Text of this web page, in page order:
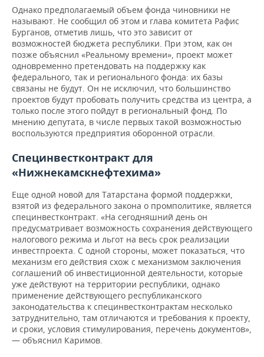
Однако предполагаемый объем фонда чиновники не
называют. Не сообщил об этом и глава комитета Рафис
Бурганов, отметив лишь, что это зависит от
возможностей бюджета республики. При этом, как он
позже объяснил «Реальному времени», проект может
одновременно претендовать на поддержку как
федерального, так и регионального фонда: их базы
связаны не будут. Он не исключил, что большинство
проектов будут пробовать получить средства из центра, а
только после этого пойдут в региональный фонд. По
мнению депутата, в числе первых такой возможностью
воспользуются предприятия оборонной отрасли.
Специнвестконтракт для
«Нижнекамскнефтехима»
Еще одной новой для Татарстана формой поддержки,
взятой из федерального закона о промполитике, является
специнвестконтракт. «На сегодняшний день он
предусматривает возможность сохранения действующего
налогового режима и льгот на весь срок реализации
инвестпроекта. С одной стороны, может показаться, что
механизм его действия схож с механизмом заключения
соглашений об инвестиционной деятельности, которые
уже действуют на территории республики, однако
применение действующего республиканского
законодательства к специнвестконтрактам несколько
затруднительно, там отличаются и требования к проекту,
и сроки, условия стимулирования, перечень документов»,
— объяснил Каримов.